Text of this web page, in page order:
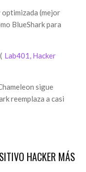
optimizada (mejor
BlueShark para
Lab401, Hacker
sigue
reemplaza a casi
HACKER MÁS